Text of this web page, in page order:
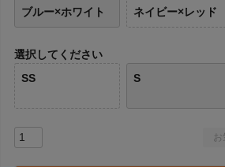
ブルー×ホワイト ネイビー×レッド
選択してください
SS
S
お